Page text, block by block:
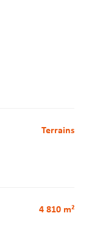
Terrains
4 810 m²